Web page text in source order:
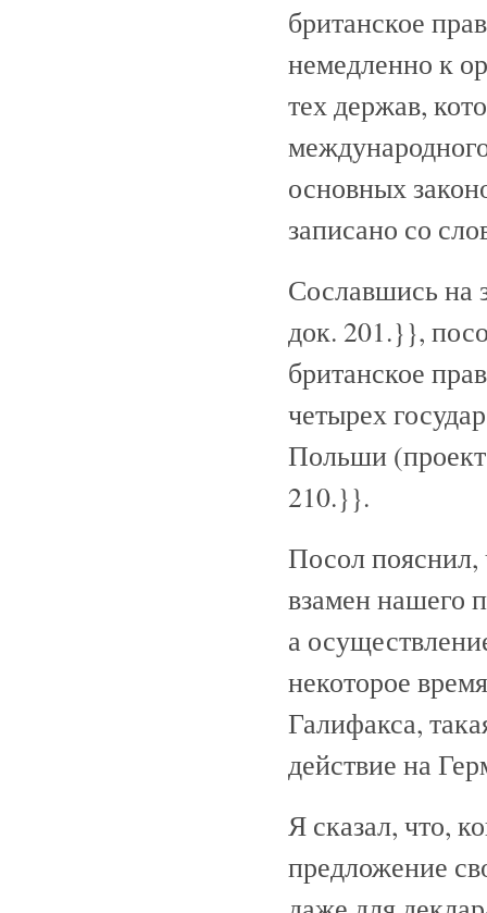
британское
немедленно к
тех держав,
основных
записано со
Сославшись на
док. 201.}},
британское
четырех
Польши
210.}}.
Посол пояснил,
взамен нашего
а
некоторое
Галифакса,
действие на
Я сказал, что,
предложение